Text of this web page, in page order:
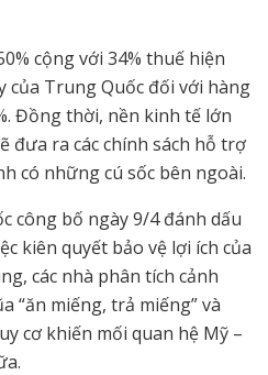
cộng với 34% thuế hiện
của Trung Quốc đối với hàng
Đồng thời, nền kinh tế lớn
đưa ra các chính sách hỗ trợ
có những cú sốc bên ngoài.
công bố ngày 9/4 đánh dấu
kiên quyết bảo vệ lợi ích của
các nhà phân tích cảnh
“ăn miếng, trả miếng” và
cơ khiến mối quan hệ Mỹ –